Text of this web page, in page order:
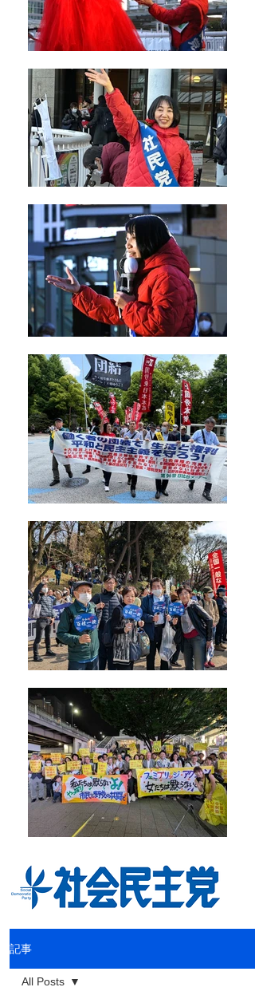
記事
All Posts